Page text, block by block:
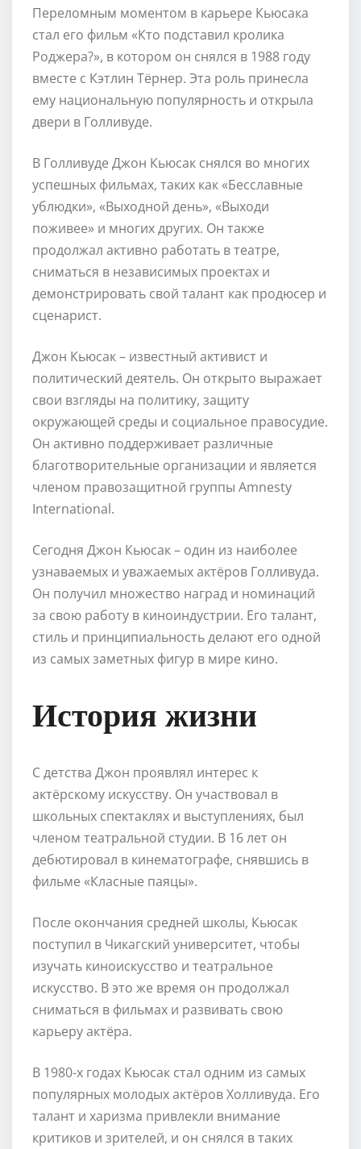
Переломным моментом в карьере Кьюсака
стал его фильм «Кто подставил кролика
Роджера?», в котором он снялся в 1988 году
вместе с Кэтлин Тёрнер. Эта роль принесла
ему национальную популярность и открыла
двери в Голливуде.
В Голливуде Джон Кьюсак снялся во многих
успешных фильмах, таких как «Бесславные
ублюдки», «Выходной день», «Выходи
поживее» и многих других. Он также
продолжал активно работать в театре,
сниматься в независимых проектах и
демонстрировать свой талант как продюсер и
сценарист.
Джон Кьюсак – известный активист и
политический деятель. Он открыто выражает
свои взгляды на политику, защиту
окружающей среды и социальное правосудие.
Он активно поддерживает различные
благотворительные организации и является
членом правозащитной группы Amnesty
International.
Сегодня Джон Кьюсак – один из наиболее
узнаваемых и уважаемых актёров Голливуда.
Он получил множество наград и номинаций
за свою работу в киноиндустрии. Его талант,
стиль и принципиальность делают его одной
из самых заметных фигур в мире кино.
История жизни
С детства Джон проявлял интерес к
актёрскому искусству. Он участвовал в
школьных спектаклях и выступлениях, был
членом театральной студии. В 16 лет он
дебютировал в кинематографе, снявшись в
фильме «Класные паяцы».
После окончания средней школы, Кьюсак
поступил в Чикагский университет, чтобы
изучать киноискусство и театральное
искусство. В это же время он продолжал
сниматься в фильмах и развивать свою
карьеру актёра.
В 1980-х годах Кьюсак стал одним из самых
популярных молодых актёров Холливуда. Его
талант и харизма привлекли внимание
критиков и зрителей, и он снялся в таких